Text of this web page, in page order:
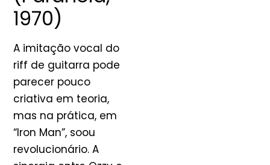
1970)
A imitação vocal do
riff de guitarra pode
parecer pouco
criativa em teoria,
mas na prática, em
“Iron Man”, soou
revolucionário. A